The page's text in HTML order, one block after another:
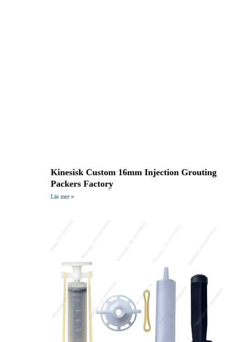
Kinesisk Custom 16mm Injection Grouting
Packers Factory
Läs mer »